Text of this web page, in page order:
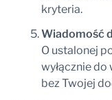
kryteria.
Wiadomość
O ustalonej
wyłącznie
bez Twojej